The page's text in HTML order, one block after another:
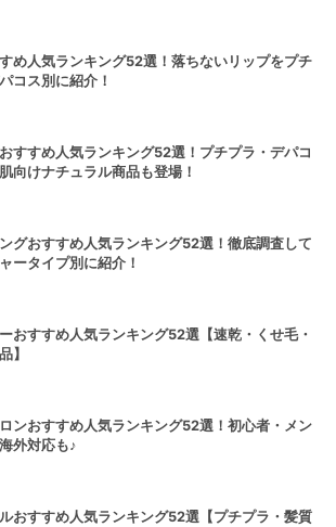
め人気ランキング52選！落ちないリップをプチ
コス別に紹介！
すすめ人気ランキング52選！プチプラ・デパコ
向けナチュラル商品も登場！
グおすすめ人気ランキング52選！徹底調査して
ータイプ別に紹介！
おすすめ人気ランキング52選【速乾・くせ毛・
】
ンおすすめ人気ランキング52選！初心者・メン
外対応も♪
おすすめ人気ランキング52選【プチプラ・髪質